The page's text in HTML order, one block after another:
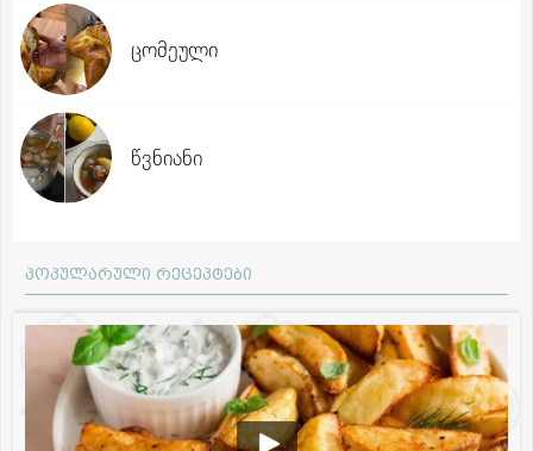
ცომეული
წვნიანი
პოპულარული რეცეპტები